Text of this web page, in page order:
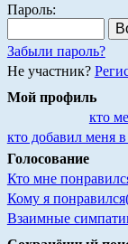
Пароль:
Забыли пароль?
Не участник?
Мой профиль
кто
кто добавил меня
Голосование
Кто мне
Кому я
Взаимные